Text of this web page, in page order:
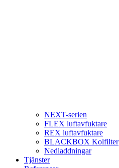
NEXT-serien
FLEX luftavfuktare
REX luftavfuktare
BLACKBOX Kolfilter
Nedladdningar
Tjänster